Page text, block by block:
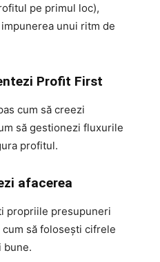
pe primul loc),
unui ritm de
Profit First
cum să creezi
să gestionezi fluxurile
profitul.
afacerea
propriile presupuneri
să folosești cifrele
bune.